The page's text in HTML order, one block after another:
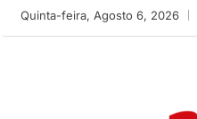
Skip
to
Quinta-feira, Agosto 6, 2026